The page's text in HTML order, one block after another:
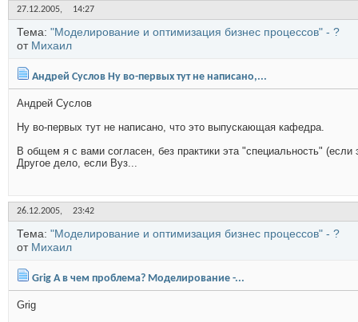
27.12.2005, 14:27
Тема: "Моделирование и оптимизация бизнес процессов" - ?
от Михаил
Андрей Суслов Ну во-первых тут не написано,...
Андрей Суслов
Ну во-первых тут не написано, что это выпускающая кафедра.
В общем я с вами согласен, без практики эта "специальность" (если
Другое дело, если Вуз...
26.12.2005, 23:42
Тема: "Моделирование и оптимизация бизнес процессов" - ?
от Михаил
Grig А в чем проблема? Моделирование -...
Grig